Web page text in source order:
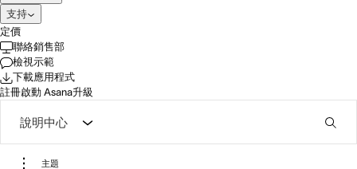
支持
定價
聯絡銷售部
檢視示範
下載應用程式
註冊啟動 Asana升級
說明中心
主題